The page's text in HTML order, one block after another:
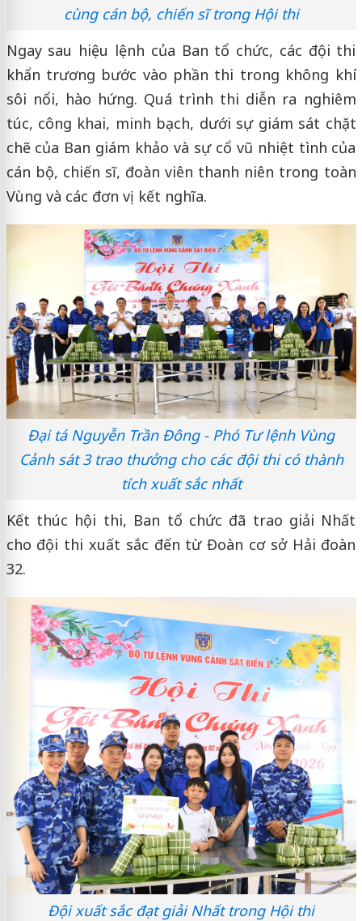
cùng cán bộ, chiến sĩ trong Hội thi
Ngay sau hiệu lệnh của Ban tổ chức, các đội thi
khẩn trương bước vào phần thi trong không khí
sôi nổi, hào hứng. Quá trình thi diễn ra nghiêm
túc, công khai, minh bạch, dưới sự giám sát chặt
chẽ của Ban giám khảo và sự cổ vũ nhiệt tình của
cán bộ, chiến sĩ, đoàn viên thanh niên trong toàn
Vùng và các đơn vị kết nghĩa.
Đại tá Nguyễn Trần Đông - Phó Tư lệnh Vùng
Cảnh sát 3 trao thưởng cho các đội thi có thành
tích xuất sắc nhất
Kết thúc hội thi, Ban tổ chức đã trao giải Nhất
cho đội thi xuất sắc đến từ Đoàn cơ sở Hải đoàn
32.
Đội xuất sắc đạt giải Nhất trong Hội thi